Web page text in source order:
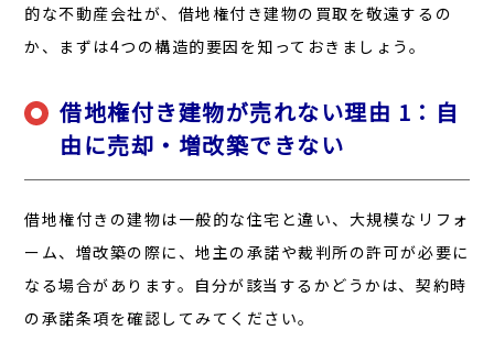
的な不動産会社が、借地権付き建物の買取を敬遠するの
か、まずは4つの構造的要因を知っておきましょう。
借地権付き建物が売れない理由 1：自
由に売却・増改築できない
借地権付きの建物は一般的な住宅と違い、大規模なリフォ
ーム、増改築の際に、地主の承諾や裁判所の許可が必要に
なる場合があります。自分が該当するかどうかは、契約時
の承諾条項を確認してみてください。